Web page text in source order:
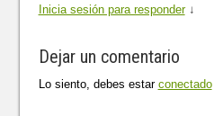
Inicia sesión para responder ↓
Dejar un comentario
Lo siento, debes estar conectado